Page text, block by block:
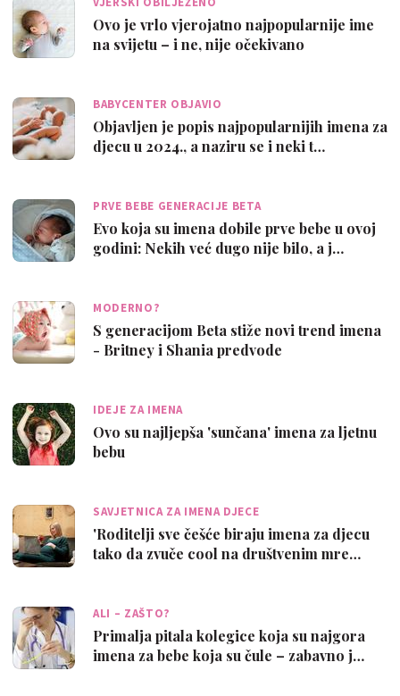
Ovo je vrlo vjerojatno najpopularnije ime
na svijetu – i ne, nije očekivano
BABYCENTER OBJAVIO
Objavljen je popis najpopularnijih imena za
djecu u 2024., a naziru se i neki t…
PRVE BEBE GENERACIJE BETA
Evo koja su imena dobile prve bebe u ovoj
godini: Nekih već dugo nije bilo, a j…
MODERNO?
S generacijom Beta stiže novi trend imena
- Britney i Shania predvode
IDEJE ZA IMENA
Ovo su najljepša 'sunčana' imena za ljetnu
bebu
SAVJETNICA ZA IMENA DJECE
'Roditelji sve češće biraju imena za djecu
tako da zvuče cool na društvenim mre…
ALI – ZAŠTO?
Primalja pitala kolegice koja su najgora
imena za bebe koja su čule – zabavno j…